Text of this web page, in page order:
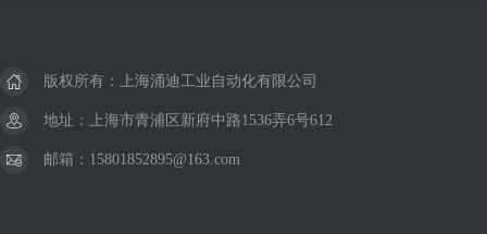
版权所有：上海涌迪工业自动化有限公司
地址：上海市青浦区新府中路1536弄6号612
邮箱：15801852895@163.com